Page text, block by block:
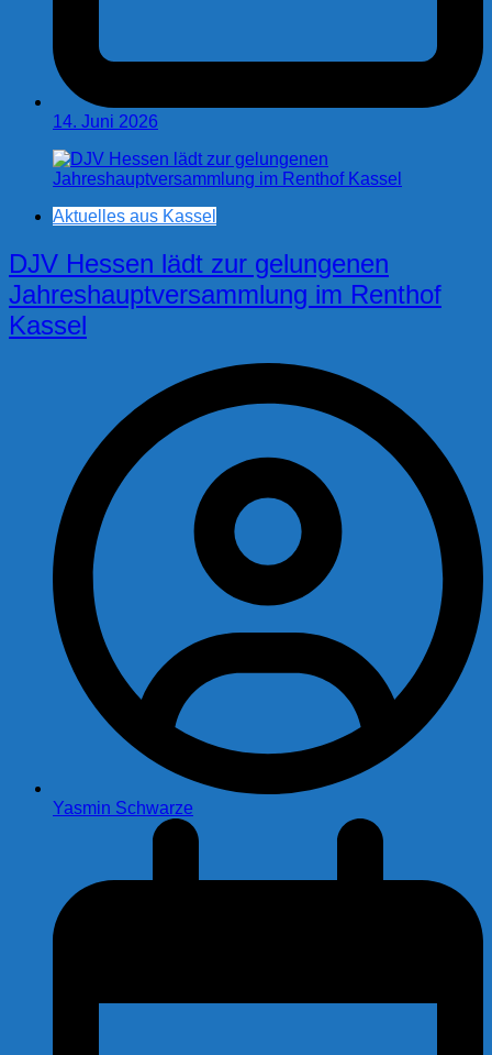
14. Juni 2026
Aktuelles aus Kassel
DJV Hessen lädt zur gelungenen
Jahreshauptversammlung im Renthof
Kassel
Yasmin Schwarze